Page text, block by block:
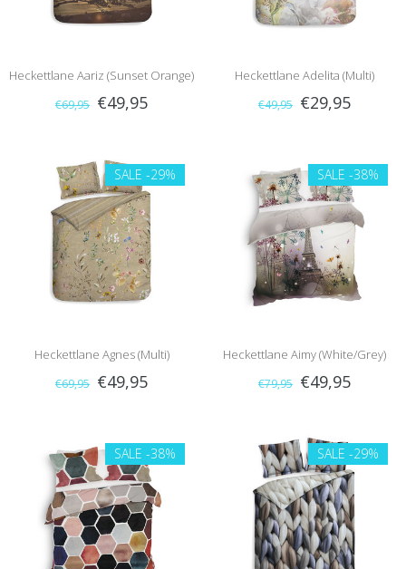
Heckettlane Aariz (Sunset Orange)
€69,95 €49,95
Heckettlane Adelita (Multi)
€49,95 €29,95
SALE -29%
Heckettlane Agnes (Multi)
€69,95 €49,95
SALE -38%
Heckettlane Aimy (White/Grey)
€79,95 €49,95
SALE -38% SALE -29%